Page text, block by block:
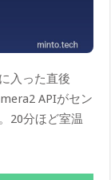
入った直後
APIがセン
20分ほど室温